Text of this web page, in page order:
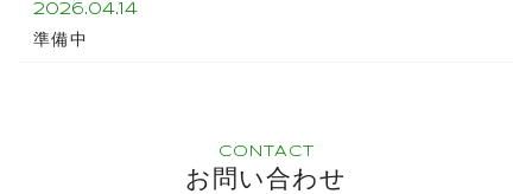
2026.04.14
準備中
CONTACT
お問い合わせ